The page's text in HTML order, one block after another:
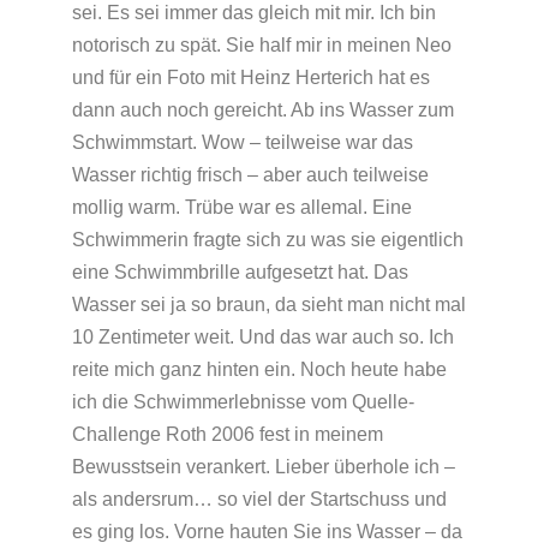
sei. Es sei immer das gleich mit mir. Ich bin
notorisch zu spät. Sie half mir in meinen Neo
und für ein Foto mit Heinz Herterich hat es
dann auch noch gereicht. Ab ins Wasser zum
Schwimmstart. Wow – teilweise war das
Wasser richtig frisch – aber auch teilweise
mollig warm. Trübe war es allemal. Eine
Schwimmerin fragte sich zu was sie eigentlich
eine Schwimmbrille aufgesetzt hat. Das
Wasser sei ja so braun, da sieht man nicht mal
10 Zentimeter weit. Und das war auch so. Ich
reite mich ganz hinten ein. Noch heute habe
ich die Schwimmerlebnisse vom Quelle-
Challenge Roth 2006 fest in meinem
Bewusstsein verankert. Lieber überhole ich –
als andersrum… so viel der Startschuss und
es ging los. Vorne hauten Sie ins Wasser – da